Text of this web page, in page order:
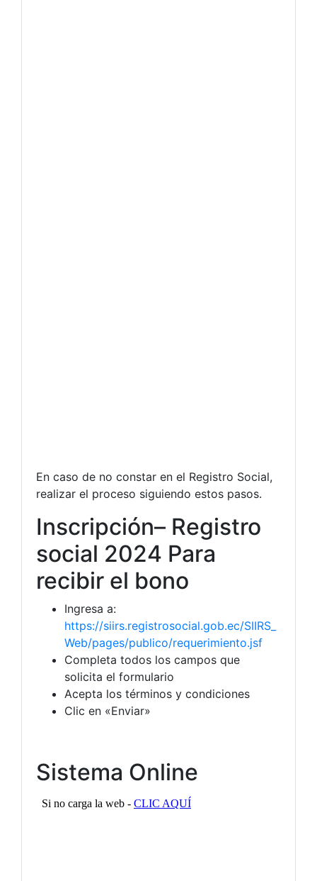
En caso de no constar en el Registro Social,
realizar el proceso siguiendo estos pasos.
Inscripción– Registro
social 2024 Para
recibir el bono
Ingresa a:
https://siirs.registrosocial.gob.ec/SIIRS_
Web/pages/publico/requerimiento.jsf
Completa todos los campos que
solicita el formulario
Acepta los términos y condiciones
Clic en «Enviar»
Sistema Online